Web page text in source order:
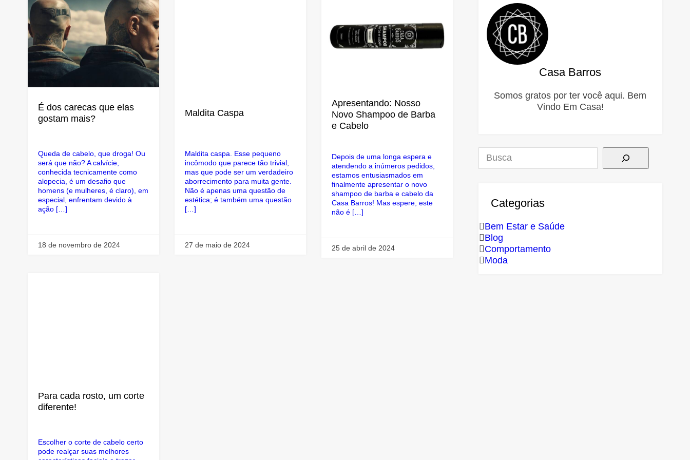
É dos carecas que elas
gostam mais?
Queda de cabelo, que droga! Ou
será que não? A calvície,
conhecida tecnicamente como
alopecia, é um desafio que
homens (e mulheres, é claro), em
especial, enfrentam devido à
ação […]
18 de novembro de 2024
Maldita Caspa
Maldita caspa. Esse pequeno
incômodo que parece tão trivial,
mas que pode ser um verdadeiro
aborrecimento para muita gente.
Não é apenas uma questão de
estética; é também uma questão
[…]
27 de maio de 2024
Apresentando: Nosso
Novo Shampoo de Barba
e Cabelo
Depois de uma longa espera e
atendendo a inúmeros pedidos,
estamos entusiasmados em
finalmente apresentar o novo
shampoo de barba e cabelo da
Casa Barros! Mas espere, este
não é […]
25 de abril de 2024
Para cada rosto, um corte
diferente!
Escolher o corte de cabelo certo
pode realçar suas melhores
Casa Barros
Somos gratos por ter você aqui. Bem
Vindo Em Casa!
Pesquisar
Categorias
Bem Estar e Saúde
Blog
Comportamento
Moda